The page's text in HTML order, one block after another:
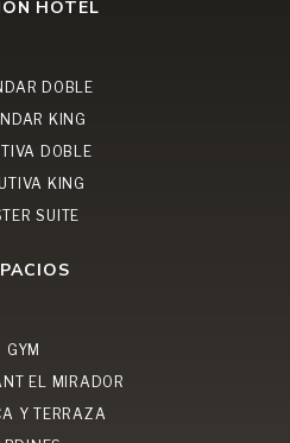
HOTEL
DOBLE
KING
DOBLE
KING
SUITE
GYM
EL MIRADOR
Y TERRAZA